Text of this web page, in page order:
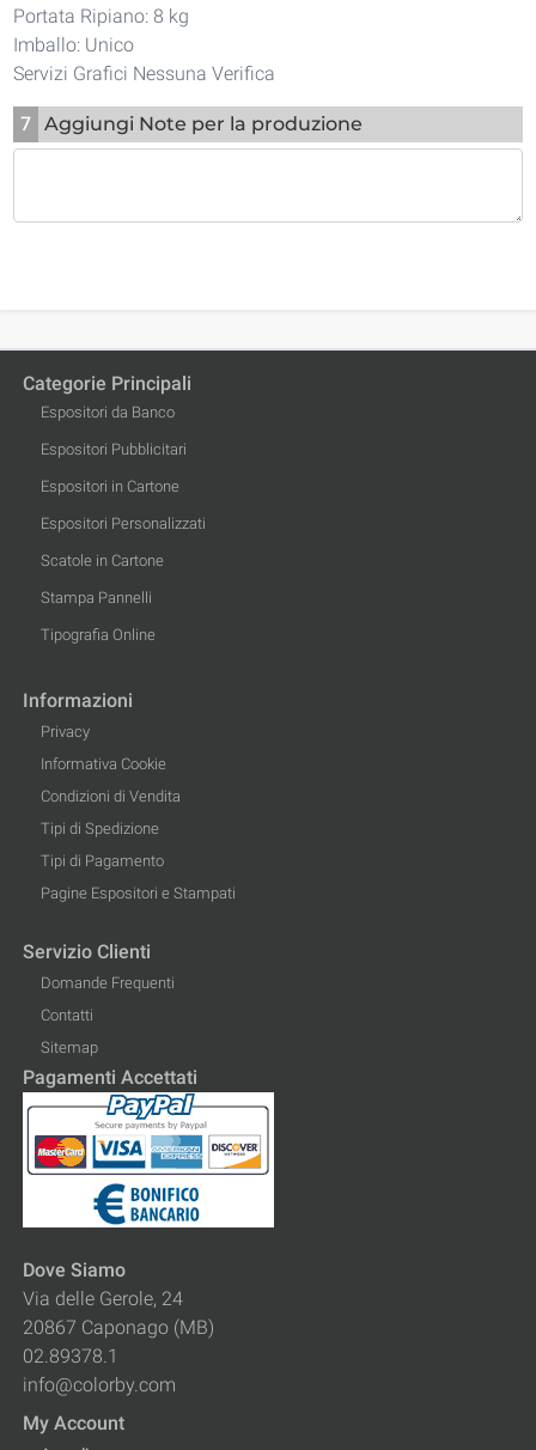
Portata Ripiano: 8 kg
Imballo: Unico
Servizi Grafici Nessuna Verifica
7 Aggiungi Note per la produzione
Categorie Principali
Espositori da Banco
Espositori Pubblicitari
Espositori in Cartone
Espositori Personalizzati
Scatole in Cartone
Stampa Pannelli
Tipografia Online
Informazioni
Privacy
Informativa Cookie
Condizioni di Vendita
Tipi di Spedizione
Tipi di Pagamento
Pagine Espositori e Stampati
Servizio Clienti
Domande Frequenti
Contatti
Sitemap
Pagamenti Accettati
Dove Siamo
Via delle Gerole, 24
20867 Caponago (MB)
02.89378.1
info@colorby.com
My Account